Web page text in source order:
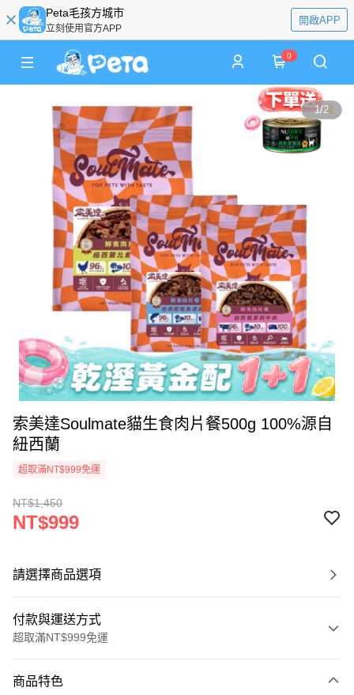
Peta毛孩方城市
立刻使用官方APP
開啟APP
0
1/2
索美達Soulmate貓生食肉片餐500g 100%源自
紐西蘭
超取滿NT$999免運
NT$1,450
NT$999
請選擇商品選項
付款與運送方式
超取滿NT$999免運
信用卡一次付款
商品特色